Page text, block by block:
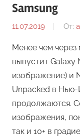
Samsung
11.07.2019 От:
Менее чем через
выпустит Galaxy
изображение) и
Unpacked в Нью-
продолжаются.
изображения,
так и 10+ в